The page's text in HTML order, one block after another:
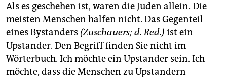
Als es geschehen ist, waren die Juden allein. Die
meisten Menschen halfen nicht. Das Gegenteil
eines Bystanders (Zuschauers; d. Red.) ist ein
Upstander. Den Begriff finden Sie nicht im
Wörterbuch. Ich möchte ein Upstander sein. Ich
möchte, dass die Menschen zu Upstandern